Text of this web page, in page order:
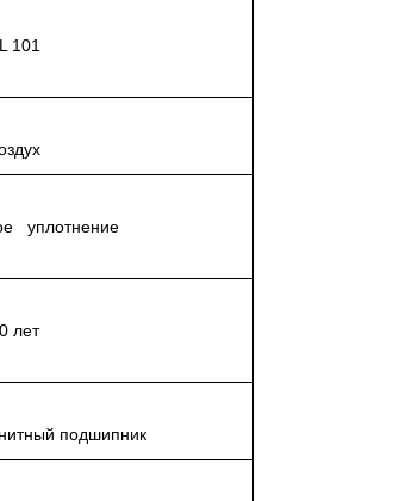
101
уплотнение
лет
подшипник